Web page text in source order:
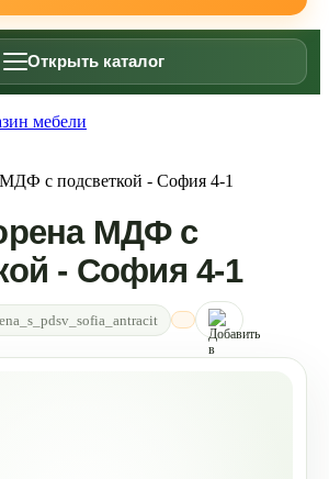
Открыть каталог
мебели
с подсветкой - София 4-1
МДФ с
- София 4-1